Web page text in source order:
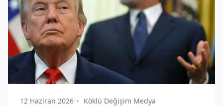
12 Haziran 2026 Köklü Değişim Medya